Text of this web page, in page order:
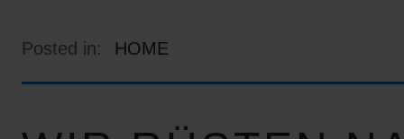
Posted in: HOME